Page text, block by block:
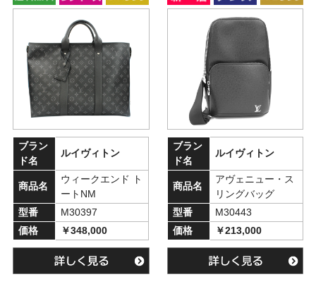
ブラン
ド名
ルイヴィトン
商品名
ウィークエンド ト
ートNM
型番
M30397
価格
￥348,000
ブラン
ド名
ルイヴィトン
商品名
アヴェニュー・ス
リングバッグ
型番
M30443
価格
￥213,000